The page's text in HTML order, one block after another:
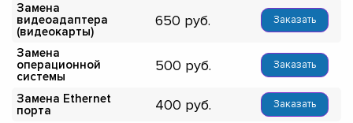
Замена
видеоадаптера
(видеокарты)
650 Заказать
Замена
операционной
системы
500 Заказать
Замена Ethernet
порта
400 Заказать